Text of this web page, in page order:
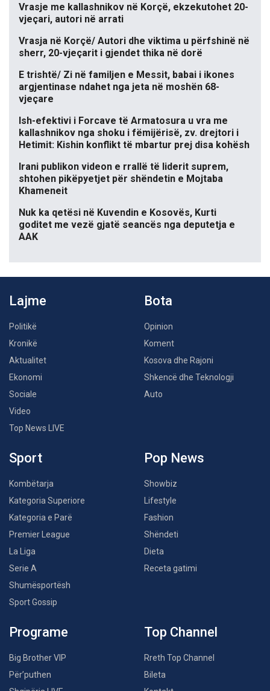
Vrasje me kallashnikov në Korçë, ekzekutohet 20-
vjeçari, autori në arrati
Vrasja në Korçë/ Autori dhe viktima u përfshinë në
sherr, 20-vjeçarit i gjendet thika në dorë
E trishtë/ Zi në familjen e Messit, babai i ikones
argjentinase ndahet nga jeta në moshën 68-
vjeçare
Ish-efektivi i Forcave të Armatosura u vra me
kallashnikov nga shoku i fëmijërisë, zv. drejtori i
Hetimit: Kishin konflikt të mbartur prej disa kohësh
Irani publikon videon e rrallë të liderit suprem,
shtohen pikëpyetjet për shëndetin e Mojtaba
Khameneit
Nuk ka qetësi në Kuvendin e Kosovës, Kurti
goditet me vezë gjatë seancës nga deputetja e
AAK
Lajme
Politikë
Kronikë
Aktualitet
Ekonomi
Sociale
Video
Top News LIVE
Bota
Opinion
Koment
Kosova dhe Rajoni
Shkencë dhe Teknologji
Auto
Sport
Kombëtarja
Kategoria Superiore
Kategoria e Parë
Premier League
La Liga
Serie A
Shumësportësh
Sport Gossip
Pop News
Showbiz
Lifestyle
Fashion
Shëndeti
Dieta
Receta gatimi
Programe
Big Brother VIP
Për’puthen
Top Channel
Rreth Top Channel
Bileta